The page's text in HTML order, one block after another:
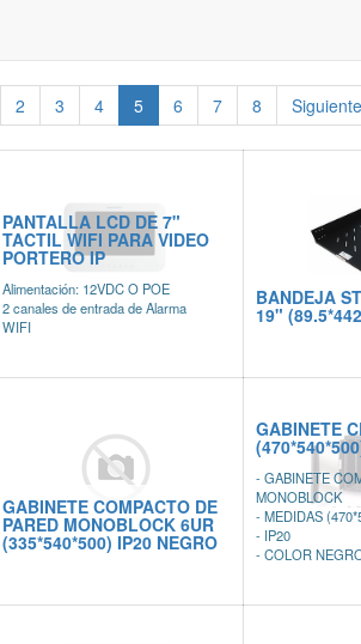
2 3 4 5 6 7 8 Siguiente
PANTALLA LCD DE 7"
TACTIL WIFI PARA VIDEO
PORTERO IP
Alimentación: 12VDC O POE
2 canales de entrada de Alarma
WIFI
BANDEJA
19"
GABINETE COMPACTO DE
PARED MONOBLOCK 6UR
(335*540*500) IP20 NEGRO
GABINETE
- GABINETE
MONOBLOCK
- MEDIDAS
- IP20
- COLOR